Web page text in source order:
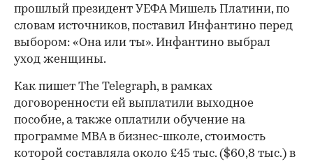
прошлый президент УЕФА Мишель Платини, по
словам источников, поставил Инфантино перед
выбором: «Она или ты». Инфантино выбрал
уход женщины.
Как пишет The Telegraph, в рамках
договоренности ей выплатили выходное
пособие, а также оплатили обучение на
программе MBA в бизнес-школе, стоимость
которой составляла около £45 тыс. ($60,8 тыс.) в